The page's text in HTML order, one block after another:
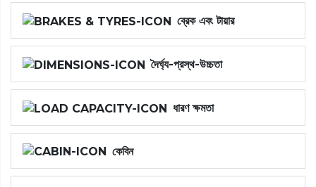
ব্রেক এবং টায়ার
দৈর্ঘ্য-প্রস্থ-উচ্চতা
ধারণ ক্ষমতা
কেবিন